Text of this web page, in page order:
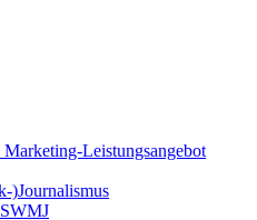
Marketing-Leistungsangebot
)Journalismus